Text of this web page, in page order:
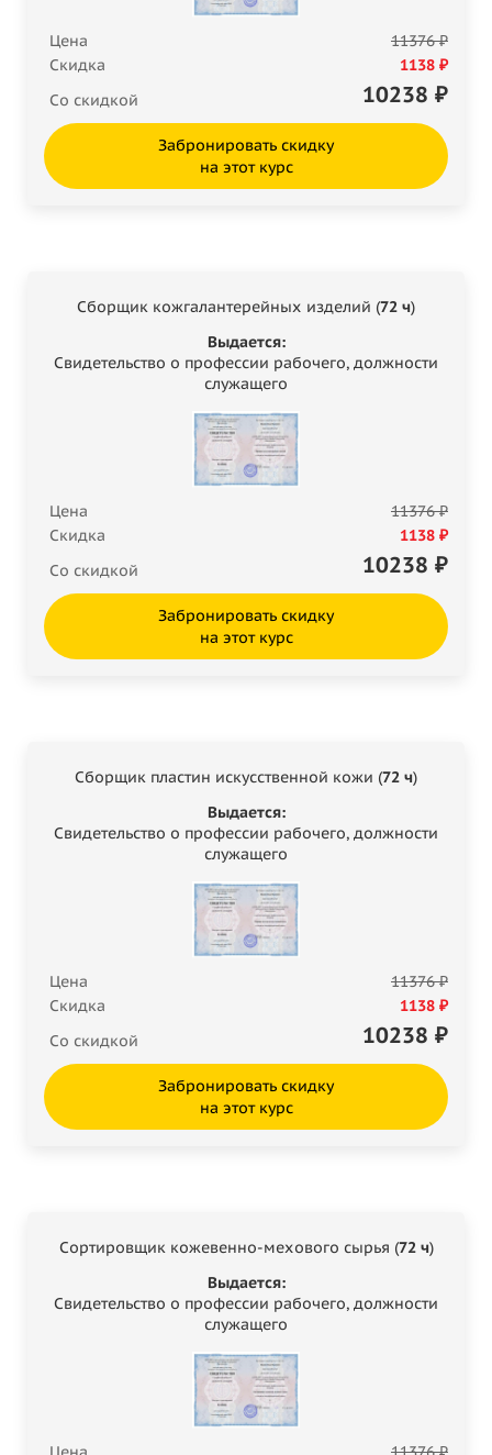
Цена
11376 ₽
Скидка
1138 ₽
Со скидкой
10238 ₽
Забронировать скидку
на этот курс
Сборщик кожгалантерейных изделий (72 ч)
Выдается:
Свидетельство о профессии рабочего, должности
служащего
Цена
11376 ₽
Скидка
1138 ₽
Со скидкой
10238 ₽
Забронировать скидку
на этот курс
Сборщик пластин искусственной кожи (72 ч)
Выдается:
Свидетельство о профессии рабочего, должности
служащего
Цена
11376 ₽
Скидка
1138 ₽
Со скидкой
10238 ₽
Забронировать скидку
на этот курс
Сортировщик кожевенно-мехового сырья (72 ч)
Выдается:
Свидетельство о профессии рабочего, должности
служащего